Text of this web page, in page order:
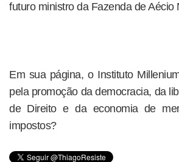
futuro ministro da Fazenda de Aécio
Em sua página, o Instituto
pela promoção da democracia, da
de Direito e da economia de
impostos?